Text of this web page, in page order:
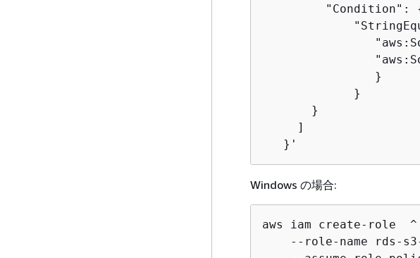
         "Condition":
                }
             }
       }
     ]
   }'
Windows の場合:
aws iam create-role  ^
--role-name rds-